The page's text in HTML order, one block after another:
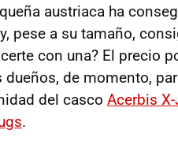
austriaca ha
pese a su tamaño,
con una? El precio
de momento,
del casco Acerbis
.